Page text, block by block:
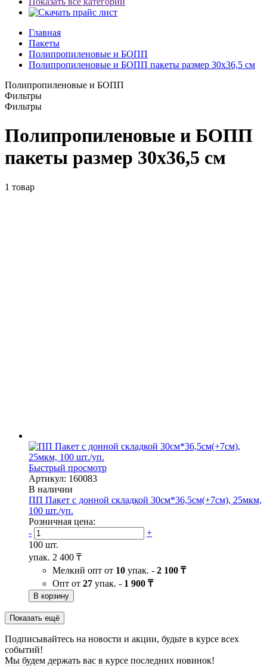
Главная
Пакеты
Полипропиленовые и БОПП
Полипропиленовые и БОПП пакеты размер 30x36,5 см
Полипропиленовые и БОПП
Фильтры
Фильтры
Полипропиленовые и БОПП
пакеты размер 30x36,5 см
1 товар
Быстрый просмотр
Артикул: 160083
В наличии
ПП Пакет с донной складкой 30см*36,5см(+7см), 25мкм,
100 шт./уп.
Розничная цена:
-
+
100 шт.
упак. 2 400 ₸
Мелкий опт от 10 упак. - 2 100 ₸
Опт от 27 упак. - 1 900 ₸
В корзину
Показать ещё
Подписывайтесь на новости и акции, будьте в курсе всех
событий!
Мы будем держать вас в курсе последних новинок!